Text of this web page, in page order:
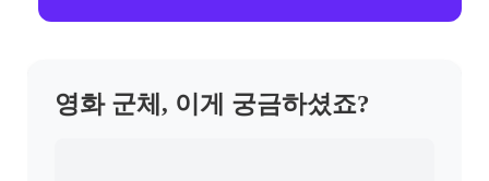
영화 군체, 이게 궁금하셨죠?